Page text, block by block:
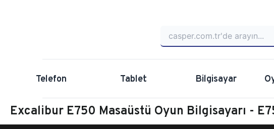
Telefon Tablet Bilgisayar
Excalibur E750 Masaüstü Oyun Bilgisayarı -